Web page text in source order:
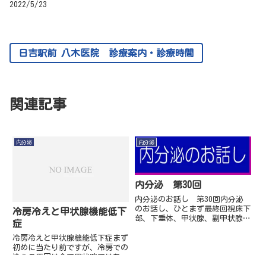
2022/5/23
日吉駅前 八木医院 診療案内・診療時間
関連記事
内分泌
冷房冷えと甲状腺機能低下
症
冷房冷えと甲状腺機能低下症まず
初めに当たり前ですが、冷房での
内分泌
内分泌 第30回
内分泌のお話し 第30回内分泌
のお話し、ひとまず最終回視床下
部、下垂体、甲状腺、副甲状腺、